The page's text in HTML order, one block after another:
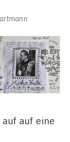
auf eine